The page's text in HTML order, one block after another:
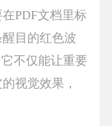
PDF文档里标
目的红色波
不仅能让重要
视觉效果，